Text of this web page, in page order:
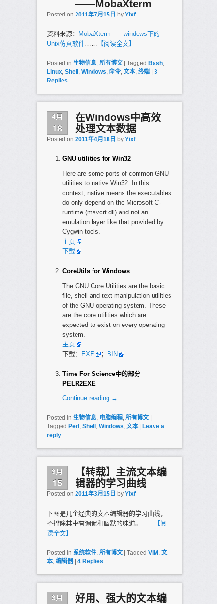
——MobaXterm
Posted on 2011年7月15日 by Yixf
资料来源：
MobaXterm——windows下的
Unix仿真软件…… 【阅读全文】
Posted in 生物信息, 所有博文 Tagged Bash,
Linux, Shell , Windows, 命令, 文本, 终端
3
Replies
4月
18
在Windows中高效
处理文本数据
Posted on 2011年4月18日 by Yixf
GNU utilities for Win32
Here are some ports of common GNU
utilities to native Win32. In this
context, native means the executables
do only depend on the Microsoft C-
runtime (msvcrt.dll) and not an
emulation layer like that provided by
Cygwin tools.
主页
下载
CoreUtils for Windows
The GNU Core Utilities are the basic
file, shell and text manipulation utilities
of the GNU operating system. These
are the core utilities which are
expected to exist on every operating
system.
主页
下载： EXE ； BIN
Time For Science中的部分
PELR2EXE
Continue reading →
Posted in 生物信息, 电脑编程, 所有博文
Tagged Perl , Shell , Windows, 文本
Leave a
reply
3月
15
【转载】主流文本编
辑器的学习曲线
Posted on 2011年3月15日 by Yixf
下图是几个经典的文本编辑器的学习曲线，
不排除其中有调侃和幽默的味道。……
【阅
读全文】
Posted in 系统软件, 所有博文 | Tagged VIM, 文
本, 编辑器 | 4Replies
3月
好用、强大的文本编